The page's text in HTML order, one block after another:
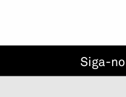
Siga-